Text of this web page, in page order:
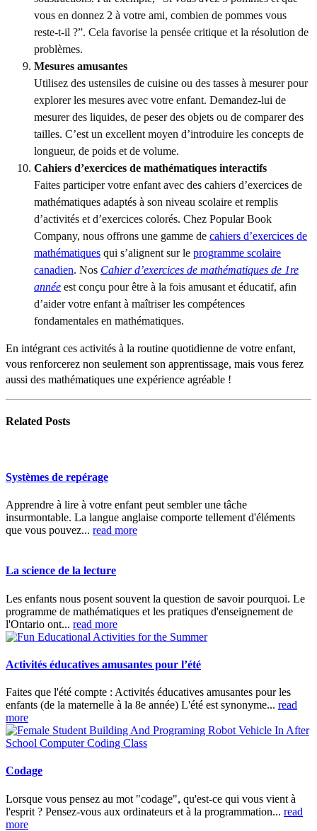
vous en donnez 2 à votre ami, combien de pommes vous
reste-t-il ?”. Cela favorise la pensée critique et la résolution de
problèmes.
Mesures amusantes
Utilisez des ustensiles de cuisine ou des tasses à mesurer pour
explorer les mesures avec votre enfant. Demandez-lui de
mesurer des liquides, de peser des objets ou de comparer des
tailles. C’est un excellent moyen d’introduire les concepts de
longueur, de poids et de volume.
Cahiers d’exercices de mathématiques interactifs
Faites participer votre enfant avec des cahiers d’exercices de
mathématiques adaptés à son niveau scolaire et remplis
d’activités et d’exercices colorés. Chez Popular Book
Company, nous offrons une gamme de cahiers d’exercices de
mathématiques qui s’alignent sur le programme scolaire
canadien. Nos Cahier d’exercices de mathématiques de 1re
année est conçu pour être à la fois amusant et éducatif, afin
d’aider votre enfant à maîtriser les compétences
fondamentales en mathématiques.
En intégrant ces activités à la routine quotidienne de votre enfant,
vous renforcerez non seulement son apprentissage, mais vous ferez
aussi des mathématiques une expérience agréable !
Related Posts
Systèmes de repérage
Apprendre à lire à votre enfant peut sembler une tâche
insurmontable. La langue anglaise comporte tellement d'éléments
que vous pouvez... read more
La science de la lecture
Les enfants nous posent souvent la question de savoir pourquoi. Le
programme de mathématiques et les pratiques d'enseignement de
l'Ontario ont... read more
Activités éducatives amusantes pour l’été
Faites que l'été compte : Activités éducatives amusantes pour les
enfants (de la maternelle à la 8e année) L'été est synonyme... read
more
Codage
Lorsque vous pensez au mot "codage", qu'est-ce qui vous vient à
l'esprit ? Pensez-vous aux ordinateurs et à la programmation... read
more